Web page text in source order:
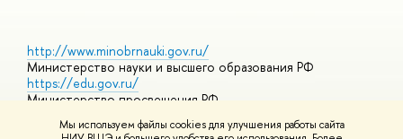
Мы используем файлы cookies для улучшения работы сайта
http://www.minobrnauki.gov.ru/
Министерство науки и высшего образования РФ
https://edu.gov.ru/
Министерство просвещения РФ
Массовые открытые онлайн-курсы